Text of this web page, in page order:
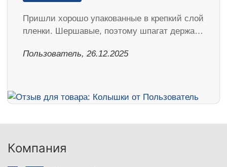
Пришли хорошо упакованные в крепкий слой
пленки. Шершавые, поэтому шпагат держа…
Пользователь, 26.12.2025
Компания